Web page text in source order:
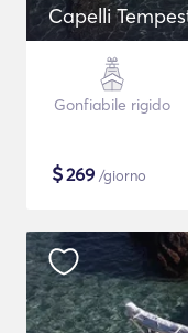
Capelli
Gonfiabile rigido
$269 /giorno